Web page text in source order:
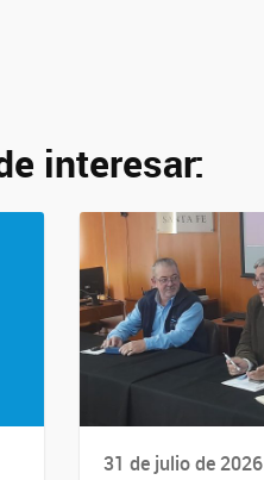
interesar:
31 de julio de 2026